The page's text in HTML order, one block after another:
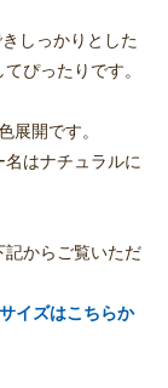
しっかりとした
ぴったりです。
展開です。
はナチュラルに
記からご覧いただ
イズはこちらか